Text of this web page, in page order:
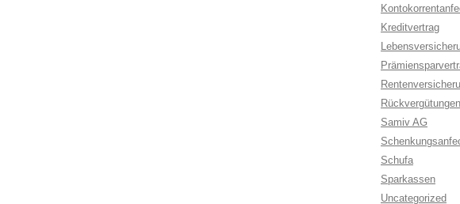
Kreditvertrag
Rückvergütungen
Samiv AG
Schufa
Sparkassen
Uncategorized